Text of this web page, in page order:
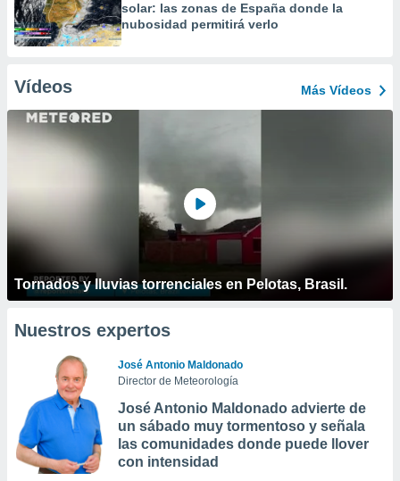
solar: las zonas de España donde la
nubosidad permitirá verlo
Vídeos Más Vídeos
Tornados y lluvias torrenciales en Pelotas, Brasil.
Nuestros expertos
José Antonio Maldonado
Director de Meteorología
José Antonio Maldonado advierte de
un sábado muy tormentoso y señala
las comunidades donde puede llover
con intensidad